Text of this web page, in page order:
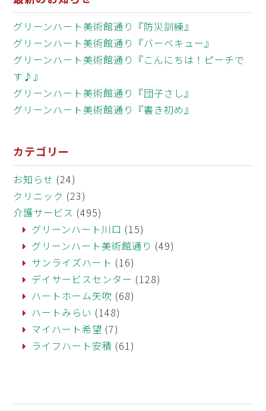
グリーンハート美術館通り『防災訓練』
グリーンハート美術館通り『バーベキュー』
グリーンハート美術館通り『こんにちは！ピーチで
す♪』
グリーンハート美術館通り『団子さし』
グリーンハート美術館通り『書き初め』
カテゴリー
お知らせ (24)
クリニック (23)
介護サービス (495)
グリーンハート川口 (15)
グリーンハート美術館通り (49)
サンライズハート (16)
デイサービスセンター (128)
ハートホーム矢吹 (68)
ハートみらい (148)
マイハート希望 (7)
ライフハート安積 (61)